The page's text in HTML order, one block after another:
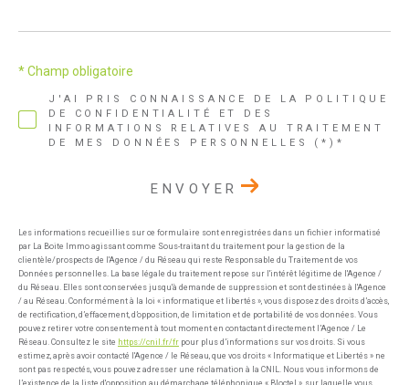
J'AI PRIS CONNAISSANCE DE LA POLITIQUE
DE CONFIDENTIALITÉ ET DES
INFORMATIONS RELATIVES AU TRAITEMENT
DE MES DONNÉES PERSONNELLES (*)*
* Champ obligatoire
ENVOYER
Les informations recueillies sur ce formulaire sont enregistrées dans un fichier informatisé
par La Boite Immo agissant comme Sous-traitant du traitement pour la gestion de la
clientèle/prospects de l'Agence / du Réseau qui reste Responsable du Traitement de vos
Données personnelles. La base légale du traitement repose sur l'intérêt légitime de l'Agence /
du Réseau. Elles sont conservées jusqu'à demande de suppression et sont destinées à l'Agence
/ au Réseau. Conformément à la loi « informatique et libertés », vous disposez des droits d’accès,
de rectification, d’effacement, d’opposition, de limitation et de portabilité de vos données. Vous
pouvez retirer votre consentement à tout moment en contactant directement l’Agence / Le
Réseau. Consultez le site https://cnil.fr/fr pour plus d’informations sur vos droits. Si vous
estimez, après avoir contacté l'Agence / le Réseau, que vos droits « Informatique et Libertés » ne
sont pas respectés, vous pouvez adresser une réclamation à la CNIL. Nous vous informons de